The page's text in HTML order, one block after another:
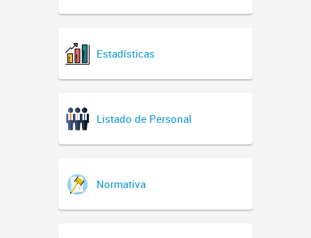
Estadísticas
Listado de Personal
Normativa